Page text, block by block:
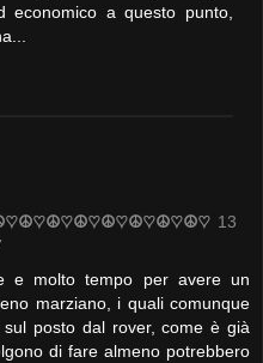
economico a questo punto,
13
e molto tempo per avere un
marziano, i quali comunque
sul posto dal rover, come è già
di fare almeno potrebbero